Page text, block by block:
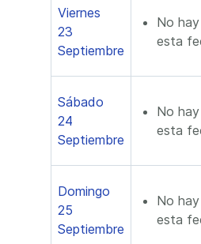
Viernes
23
Septiembre
No
esta
Sábado
24
Septiembre
No
esta
Domingo
25
Septiembre
No
esta